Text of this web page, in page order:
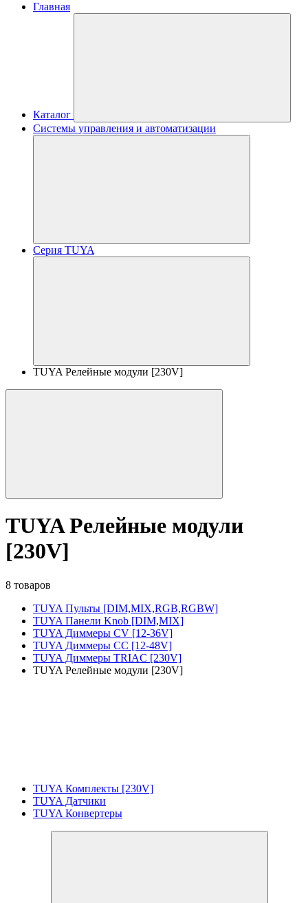
Главная
Каталог
Системы управления и автоматизации
Серия TUYA
TUYA Релейные модули [230V]
TUYA Релейные модули
[230V]
8 товаров
TUYA Пульты [DIM,MIX,RGB,RGBW]
TUYA Панели Knob [DIM,MIX]
TUYA Диммеры CV [12-36V]
TUYA Диммеры CC [12-48V]
TUYA Диммеры TRIAC [230V]
TUYA Релейные модули [230V]
TUYA Комплекты [230V]
TUYA Датчики
TUYA Конвертеры